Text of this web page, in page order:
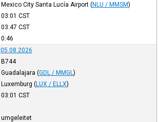
Mexico City Santa Lucía Airport (NLU / MMSM)
03:01 CST
03:47 CST
0:46
05.08.2026
B744
Guadalajara (GDL / MMGL )
Luxemburg (LUX / ELLX)
03:01 CST
umgeleitet